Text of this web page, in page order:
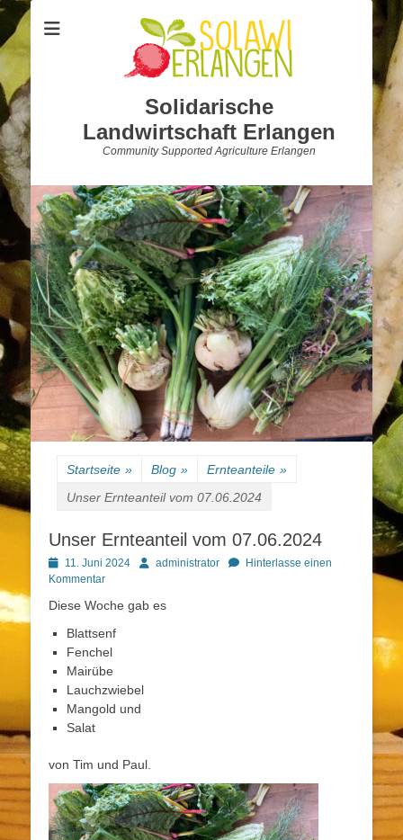
Solidarische
Landwirtschaft Erlangen
Community Supported Agriculture Erlangen
Startseite » Blog » Ernteanteile »
Unser Ernteanteil vom 07.06.2024
Unser Ernteanteil vom 07.06.2024
Posted
on
11. Juni 2024 Autoradministrator
Hinterlasse einen
Kommentar
Diese Woche gab es
Blattsenf
Fenchel
Mairübe
Lauchzwiebel
Mangold und
Salat
von Tim und Paul.